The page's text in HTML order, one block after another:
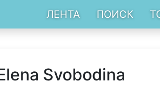
ЛЕНТА ПОИСК
Svobodina